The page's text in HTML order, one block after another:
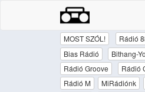
MOST SZÓL! Rádió
Bias Rádió
Bithang-
Rádió Groove
Rádió
Rádió M
MiRádiónk